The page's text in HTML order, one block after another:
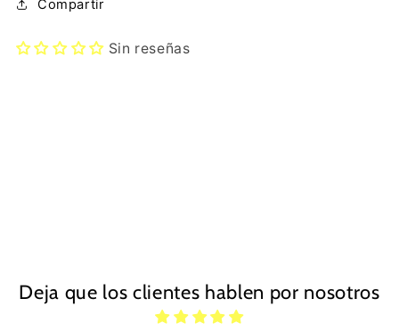
Compartir
Sin reseñas
Deja que los clientes hablen por nosotros